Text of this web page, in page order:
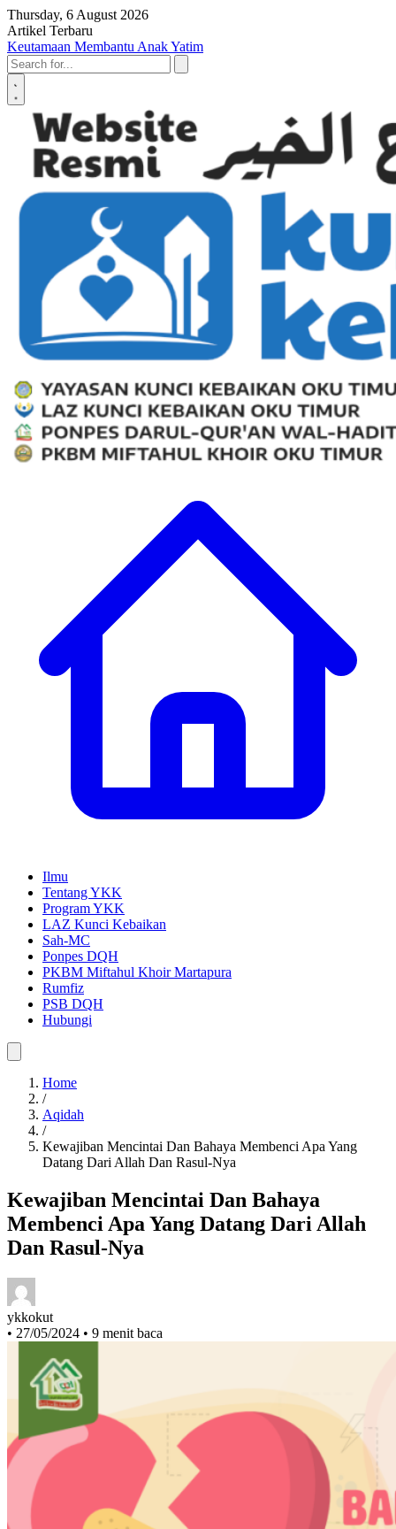
Skip to content
Thursday, 6 August 2026
Artikel Terbaru
Penyerahan SK LAZ Kunci Kebaikan OKU Timur, Tonggak Baru
Penguatan Pelayanan Umat
Ilmu
Tentang YKK
Program YKK
LAZ Kunci Kebaikan
Sah-MC
Ponpes DQH
PKBM Miftahul Khoir Martapura
Rumfiz
PSB DQH
Home
/
Aqidah
/
Kewajiban Mencintai Dan Bahaya Membenci Apa Yang
Kewajiban Mencintai Dan Bahaya
Membenci Apa Yang Datang Dari Allah
Dan Rasul-Nya
ykkokut